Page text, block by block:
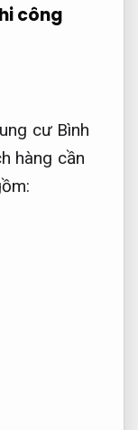
công
cư Bình
hàng cần